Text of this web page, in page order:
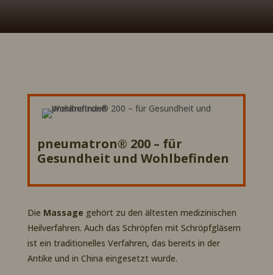
pneumatron® 200 – für
Gesundheit und Wohlbefinden
Die Massage gehört zu den ältesten medizinischen
Heilverfahren. Auch das Schröpfen mit Schröpfgläsern
ist ein traditionelles Verfahren, das bereits in der
Antike und in China eingesetzt wurde.